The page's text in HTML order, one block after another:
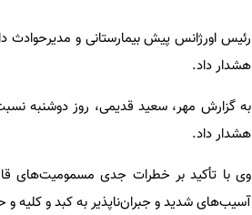
رئیس اورژانس پیش بیمارستانی و
هشدار داد.
به گزارش مهر، سعید قدیمی، روز دوشنبه
هشدار داد.
وی با تأکید بر خطرات جدی مسمومیت‌های
آسیب‌های شدید و جبران‌ناپذیر به کبد و کلیه